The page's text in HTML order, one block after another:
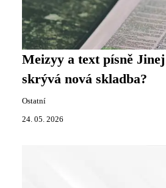
Meizyy a text písně
skrývá nová skladba?
Ostatní
24. 05. 2026